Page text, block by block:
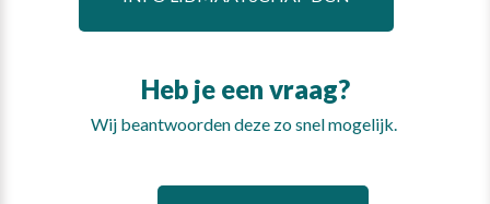
Heb je een vraag?
Wij beantwoorden deze zo snel mogelijk.